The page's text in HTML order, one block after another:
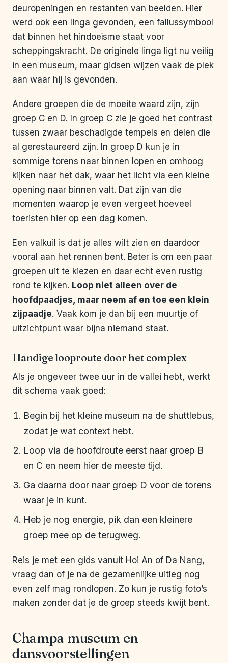
deuropeningen en restanten van beelden. Hier
werd ook een linga gevonden, een fallussymbool
dat binnen het hindoeïsme staat voor
scheppingskracht. De originele linga ligt nu veilig
in een museum, maar gidsen wijzen vaak de plek
aan waar hij is gevonden.
Andere groepen die de moeite waard zijn, zijn
groep C en D. In groep C zie je goed het contrast
tussen zwaar beschadigde tempels en delen die
al gerestaureerd zijn. In groep D kun je in
sommige torens naar binnen lopen en omhoog
kijken naar het dak, waar het licht via een kleine
opening naar binnen valt. Dat zijn van die
momenten waarop je even vergeet hoeveel
toeristen hier op een dag komen.
Een valkuil is dat je alles wilt zien en daardoor
vooral aan het rennen bent. Beter is om een paar
groepen uit te kiezen en daar echt even rustig
rond te kijken. Loop niet alleen over de
hoofdpaadjes, maar neem af en toe een klein
zijpaadje. Vaak kom je dan bij een muurtje of
uitzichtpunt waar bijna niemand staat.
Handige looproute door het complex
Als je ongeveer twee uur in de vallei hebt, werkt
dit schema vaak goed:
Begin bij het kleine museum na de shuttlebus,
zodat je wat context hebt.
Loop via de hoofdroute eerst naar groep B
en C en neem hier de meeste tijd.
Ga daarna door naar groep D voor de torens
waar je in kunt.
Heb je nog energie, pik dan een kleinere
groep mee op de terugweg.
Reis je met een gids vanuit Hoi An of Da Nang,
vraag dan of je na de gezamenlijke uitleg nog
even zelf mag rondlopen. Zo kun je rustig foto’s
maken zonder dat je de groep steeds kwijt bent.
Champa museum en
dansvoorstellingen